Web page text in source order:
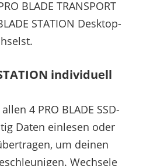
BLADE TRANSPORT
STATION Desktop-
individuell
4 PRO BLADE SSD-
Daten einlesen oder
um deinen
Wechsele